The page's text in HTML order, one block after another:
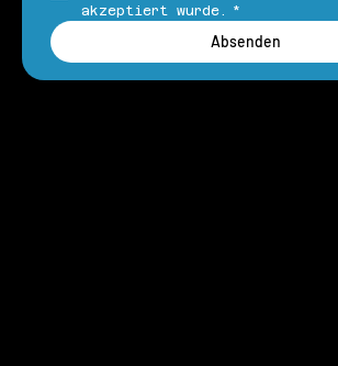
akzeptiert wurde.
*
Absenden